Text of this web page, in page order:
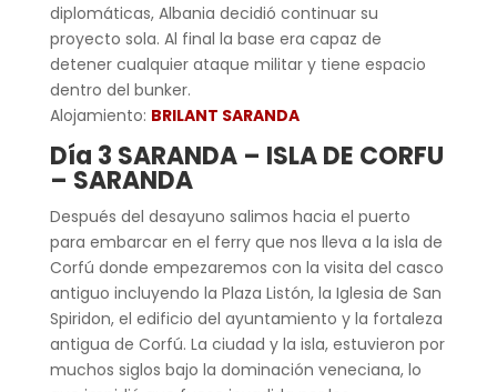
diplomáticas, Albania decidió continuar su
proyecto sola. Al final la base era capaz de
detener cualquier ataque militar y tiene espacio
dentro del bunker.
Alojamiento: BRILANT SARANDA
Día 3 SARANDA – ISLA DE CORFU
– SARANDA
Después del desayuno salimos hacia el puerto
para embarcar en el ferry que nos lleva a la isla de
Corfú donde empezaremos con la visita del casco
antiguo incluyendo la Plaza Listón, la Iglesia de San
Spiridon, el edificio del ayuntamiento y la fortaleza
antigua de Corfú. La ciudad y la isla, estuvieron por
muchos siglos bajo la dominación veneciana, lo